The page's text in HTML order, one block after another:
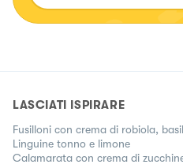
LASCIATI ISPIRARE
Fusilloni con crema di robiola,
Linguine tonno e limone
Calamarata con crema di